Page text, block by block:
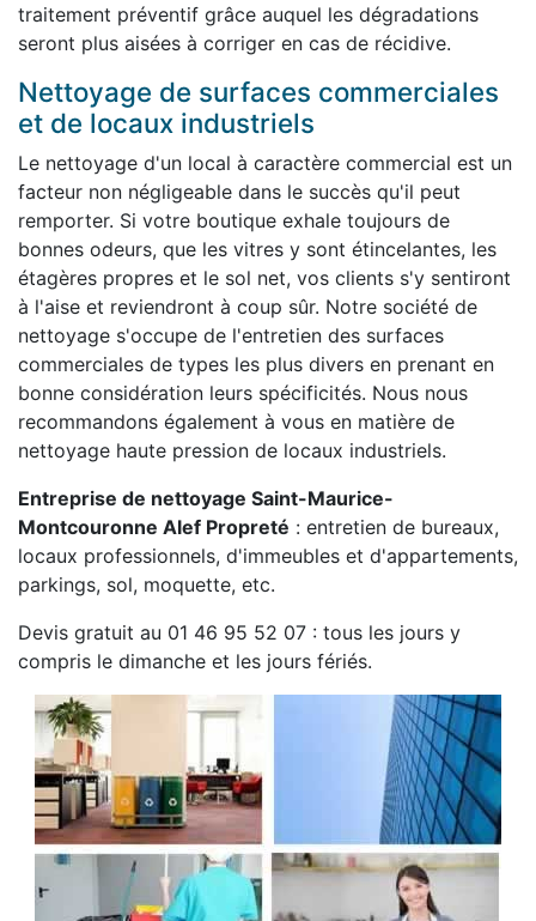
traitement préventif grâce auquel les dégradations
seront plus aisées à corriger en cas de récidive.
Nettoyage de surfaces commerciales
et de locaux industriels
Le nettoyage d'un local à caractère commercial est un
facteur non négligeable dans le succès qu'il peut
remporter. Si votre boutique exhale toujours de
bonnes odeurs, que les vitres y sont étincelantes, les
étagères propres et le sol net, vos clients s'y sentiront
à l'aise et reviendront à coup sûr. Notre société de
nettoyage s'occupe de l'entretien des surfaces
commerciales de types les plus divers en prenant en
bonne considération leurs spécificités. Nous nous
recommandons également à vous en matière de
nettoyage haute pression de locaux industriels.
Entreprise de nettoyage Saint-Maurice-
Montcouronne Alef Propreté : entretien de bureaux,
locaux professionnels, d'immeubles et d'appartements,
parkings, sol, moquette, etc.
Devis gratuit au 01 46 95 52 07 : tous les jours y
compris le dimanche et les jours fériés.